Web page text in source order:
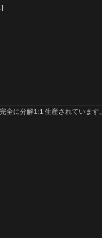
に分解1:1 生産されています。